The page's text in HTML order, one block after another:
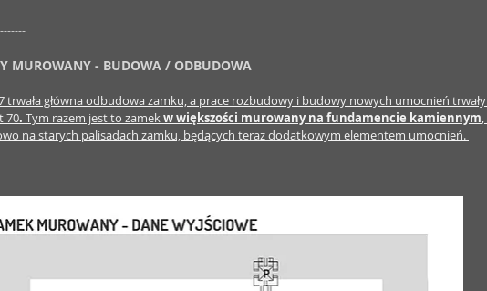
MUROWANY - BUDOWA / ODBUDOWA
trwała główna odbudowa zamku, a prace rozbudowy i budowy nowych umocnień trwały
70. Tym razem jest to zamek w większości murowany na fundamencie kamiennym,
na starych palisadach zamku, będących teraz dodatkowym elementem umocnień.